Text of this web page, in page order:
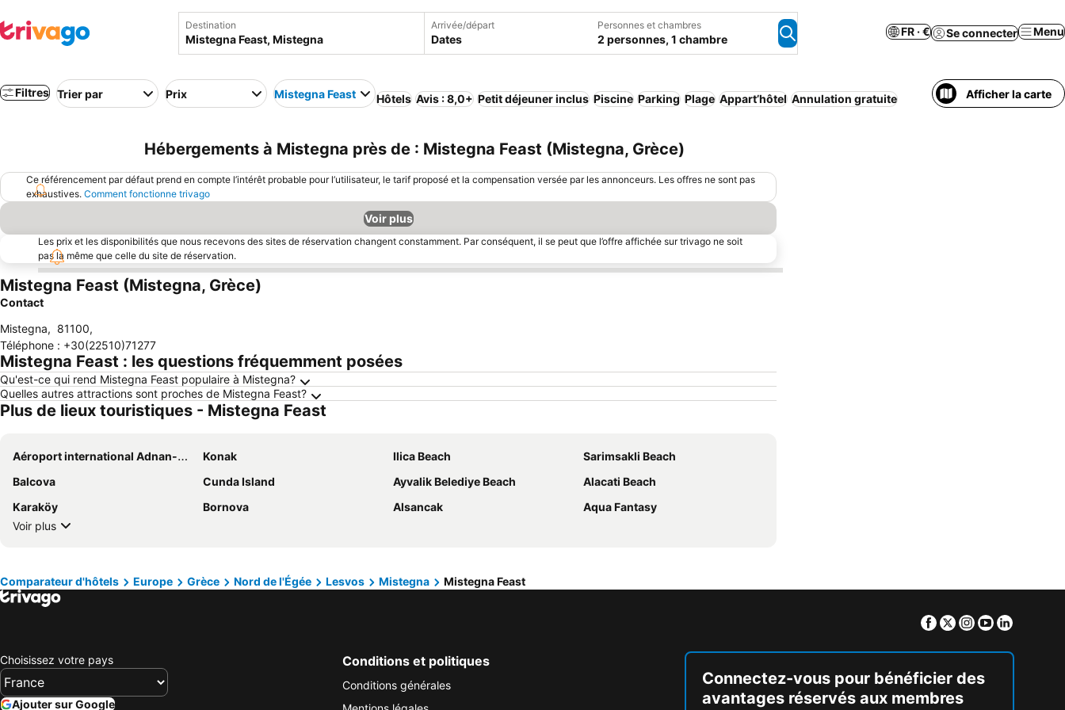
Destination Arrivée/départ
Dates
Personnes et chambres
2 personnes, 1 chambre
FR · € Se connecter Menu
Filtres Trier par Prix Mistegna Feast Hôtels Avis : 8,0+ Petit déjeuner inclus Piscine Parking Plage Appart’hôtel Annulation gratuite Afficher la carte
Hébergements à Mistegna près de : Mistegna Feast (Mistegna, Grèce)
Ce référencement par défaut prend en compte l’intérêt probable pour l’utilisateur, le tarif proposé et la compensation versée par les annonceurs. Les offres ne sont pas
exhaustives. Comment fonctionne trivago
Voir plus
Les prix et les disponibilités que nous recevons des sites de réservation changent constamment. Par conséquent, il se peut que l’offre affichée sur trivago ne soit
pas la même que celle du site de réservation.
Mistegna Feast (Mistegna, Grèce)
Contact
Mistegna, 81100,
Téléphone : +30(22510)71277
Mistegna Feast : les questions fréquemment posées
Qu'est-ce qui rend Mistegna Feast populaire à Mistegna?
Quelles autres attractions sont proches de Mistegna Feast?
Plus de lieux touristiques - Mistegna Feast
Aéroport international Adnan-Menderes Konak Ilica Beach
Sarimsakli Beach
Balcova
Cunda Island Ayvalik Belediye Beach
Alacati Beach
Karaköy
Bornova Alsancak
Aqua Fantasy
Voir plus
Comparateur d'hôtels Europe Grèce Nord de l'Égée Lesvos Mistegna Mistegna Feast
Facebook
TwitterInstagram
Youtube
Choisissez votre pays
Ajouter sur Google
Conditions et politiques
Conditions générales
Connectez-vous pour bénéficier des
avantages réservés aux membres